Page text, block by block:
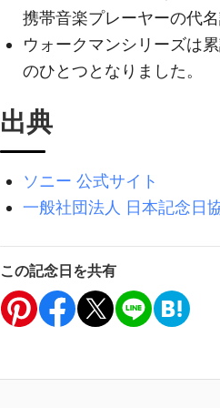
携帯音楽プレーヤーの代
ウォークマンシリーズは
のひとつとなりました。
出典
ソニー 公式サイト
一般社団法人 日本記念日
この記念日を共有